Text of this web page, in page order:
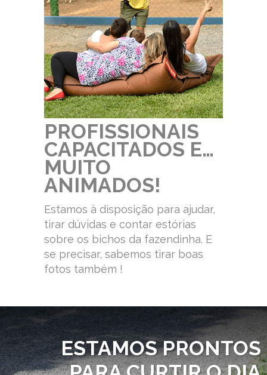
PROFISSIONAIS
CAPACITADOS E…
MUITO
ANIMADOS!
Estamos à disposição para ajudar,
tirar dúvidas e contar estórias
sobre os bichos da fazendinha. E
se precisar, sabemos tirar boas
fotos também !
ESTAMOS PRONTOS